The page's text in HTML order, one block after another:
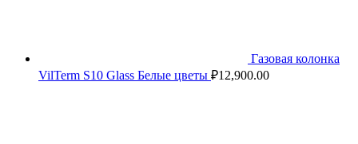
Газовая колонка
VilTerm S10 Glass Белые цветы ₽12,900.00